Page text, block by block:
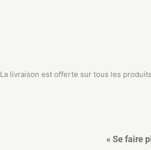
La livraison est offerte sur tous les
« Se faire